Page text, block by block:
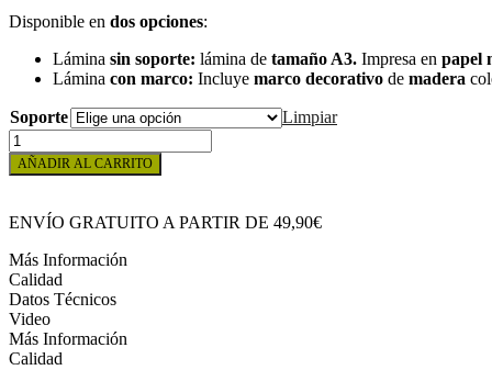
65,34 €
Disponible en dos opciones:
Lámina sin soporte: lámina de tamaño A3. Impresa en papel
Lámina con marco: Incluye marco decorativo de madera
Soporte
Limpiar
LÁMINA
FAMILY
UNICORNIOS
cantidad
AÑADIR AL CARRITO
ENVÍO GRATUITO A PARTIR DE 49,90€
Más Información
Calidad
Datos Técnicos
Video
Más Información
Calidad